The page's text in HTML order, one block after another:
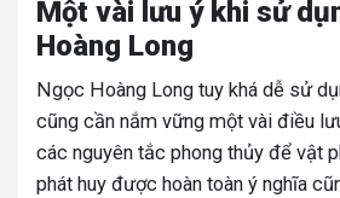
Một vài lưu ý khi sử
Hoàng Long
Ngọc Hoàng Long tuy khá dễ sử
cũng cần nắm vững một vài điều
các nguyên tắc phong thủy để vật
phát huy được hoàn toàn ý nghĩa